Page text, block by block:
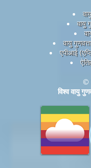
वायु
वायु
एपीआई
©
विश्व वायु